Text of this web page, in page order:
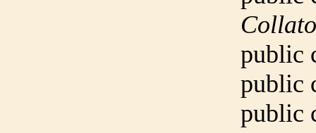
public
public
public